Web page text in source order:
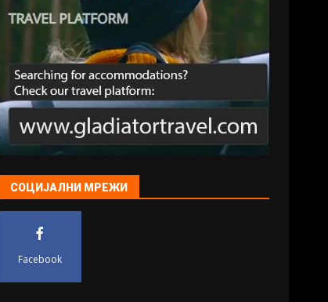
СОЦИЈАЛНИ МРЕЖИ
Facebook